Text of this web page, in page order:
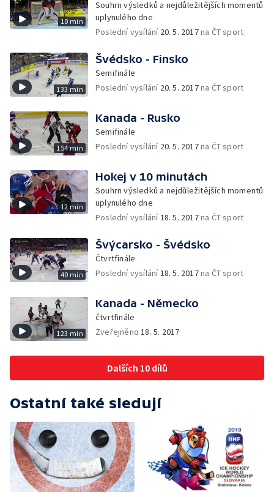
10 min
Souhrn výsledků a nejdůležitějších momentů
uplynulého dne
Poslední vysílání 20. 5. 2017na ČT sport
133 min
Švédsko - Finsko
Semifinále
Poslední vysílání 20. 5. 2017na ČT sport
154 min
Kanada - Rusko
Semifinále
Poslední vysílání 20. 5. 2017na ČT sport
12 min
Hokej v 10 minutách
Souhrn výsledků a nejdůležitějších momentů
uplynulého dne
Poslední vysílání18. 5. 2017na ČT sport
40 min
Švýcarsko - Švédsko
Čtvrtfinále
Poslední vysílání18. 5. 2017na ČT sport
123 min
Kanada - Německo
čtvrtfinále
Zveřejněno18. 5. 2017
Dalších 10 dílů
Ostatní také sledují